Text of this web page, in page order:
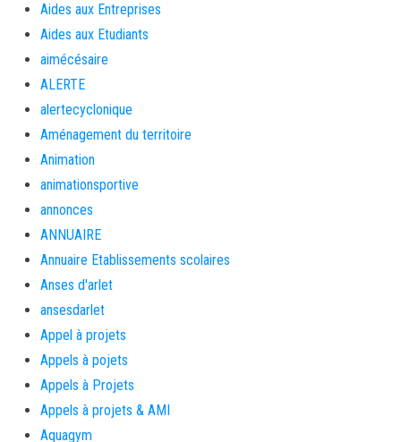
Aides aux Entreprises
Aides aux Etudiants
aimécésaire
ALERTE
alertecyclonique
Aménagement du territoire
Animation
animationsportive
annonces
ANNUAIRE
Annuaire Etablissements scolaires
Anses d'arlet
ansesdarlet
Appel à projets
Appels à pojets
Appels à Projets
Appels à projets & AMI
Aquagym